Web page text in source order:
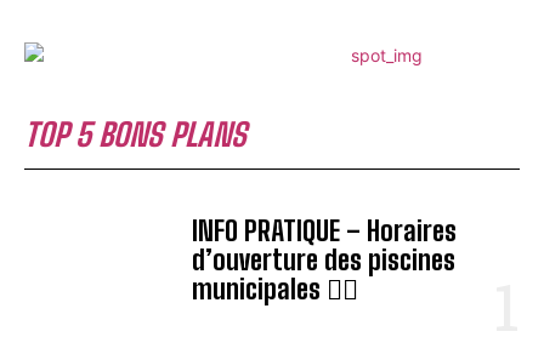
TOP 5 BONS PLANS
INFO PRATIQUE – Horaires
d’ouverture des piscines
municipales 🏊‍♂️